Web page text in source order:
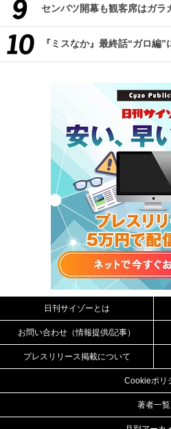
センバツ開幕も観客席はガラ
『ミスなか』最終話“ガロ編
日刊サイゾーとは
お問い合わせ（情報提供/記事）
プレスリリース掲載について
Cookieポリ
著者一覧